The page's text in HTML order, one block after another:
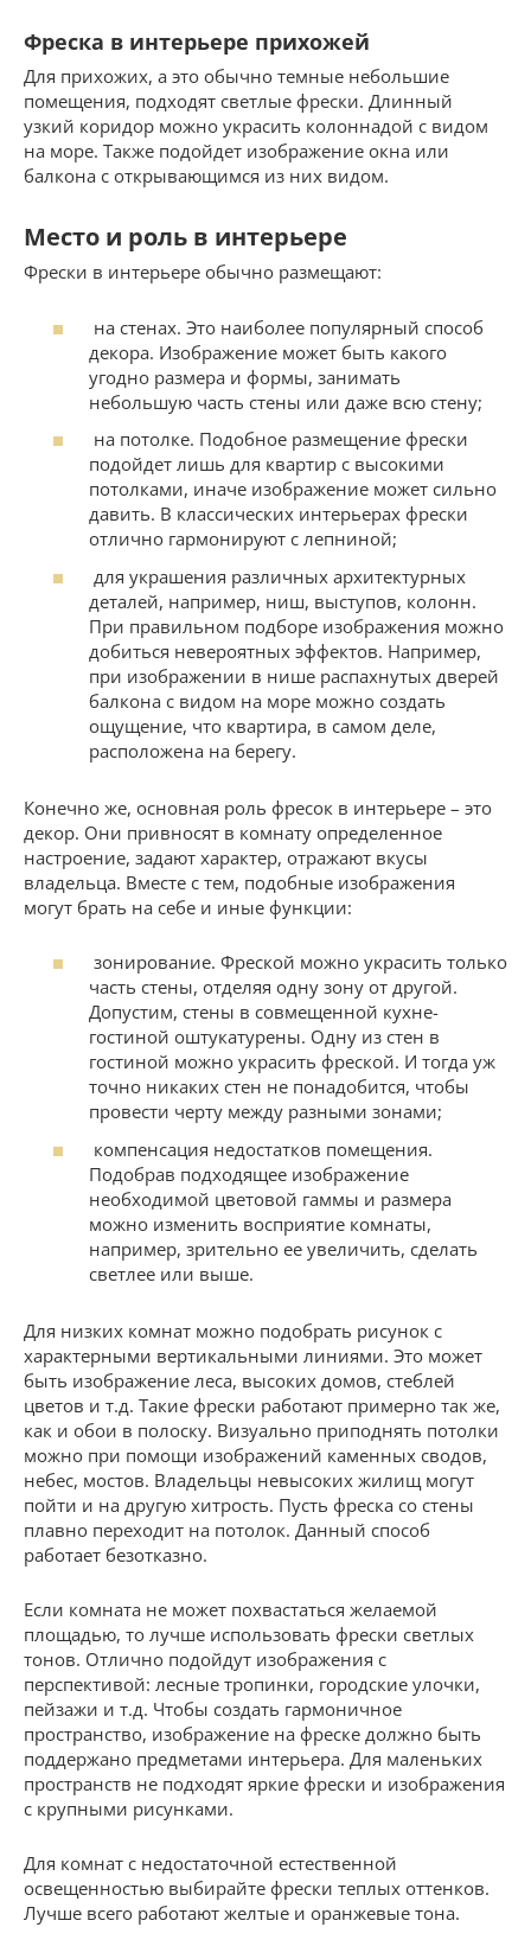
Фреска в интерьере прихожей
Для прихожих, а это обычно темные небольшие
помещения, подходят светлые фрески. Длинный
узкий коридор можно украсить колоннадой с видом
на море. Также подойдет изображение окна или
балкона с открывающимся из них видом.
Место и роль в интерьере
Фрески в интерьере обычно размещают:
на стенах. Это наиболее популярный способ
декора. Изображение может быть какого
угодно размера и формы, занимать
небольшую часть стены или даже всю стену;
на потолке. Подобное размещение фрески
подойдет лишь для квартир с высокими
потолками, иначе изображение может сильно
давить. В классических интерьерах фрески
отлично гармонируют с лепниной;
для украшения различных архитектурных
деталей, например, ниш, выступов, колонн.
При правильном подборе изображения можно
добиться невероятных эффектов. Например,
при изображении в нише распахнутых дверей
балкона с видом на море можно создать
ощущение, что квартира, в самом деле,
расположена на берегу.
Конечно же, основная роль фресок в интерьере – это
декор. Они привносят в комнату определенное
настроение, задают характер, отражают вкусы
владельца. Вместе с тем, подобные изображения
могут брать на себе и иные функции:
зонирование. Фреской можно украсить только
часть стены, отделяя одну зону от другой.
Допустим, стены в совмещенной кухне-
гостиной оштукатурены. Одну из стен в
гостиной можно украсить фреской. И тогда уж
точно никаких стен не понадобится, чтобы
провести черту между разными зонами;
компенсация недостатков помещения.
Подобрав подходящее изображение
необходимой цветовой гаммы и размера
можно изменить восприятие комнаты,
например, зрительно ее увеличить, сделать
светлее или выше.
Для низких комнат можно подобрать рисунок с
характерными вертикальными линиями. Это может
быть изображение леса, высоких домов, стеблей
цветов и т.д. Такие фрески работают примерно так же,
как и обои в полоску. Визуально приподнять потолки
можно при помощи изображений каменных сводов,
небес, мостов. Владельцы невысоких жилищ могут
пойти и на другую хитрость. Пусть фреска со стены
плавно переходит на потолок. Данный способ
работает безотказно.
Если комната не может похвастаться желаемой
площадью, то лучше использовать фрески светлых
тонов. Отлично подойдут изображения с
перспективой: лесные тропинки, городские улочки,
пейзажи и т.д. Чтобы создать гармоничное
пространство, изображение на фреске должно быть
поддержано предметами интерьера. Для маленьких
пространств не подходят яркие фрески и изображения
с крупными рисунками.
Для комнат с недостаточной естественной
освещенностью выбирайте фрески теплых оттенков.
Лучше всего работают желтые и оранжевые тона.